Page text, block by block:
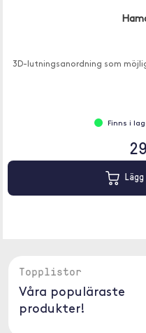
3D-lutningsanordning som
Finns i
Topplistor
Våra populäraste
produkter!